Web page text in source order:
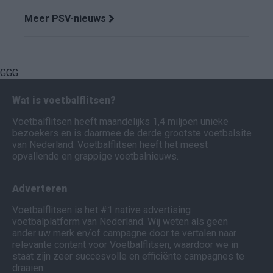
Meer PSV-nieuws
GGG
Wat is voetbalflitsen?
Voetbalflitsen heeft maandelijks 1,4 miljoen unieke
bezoekers en is daarmee de derde grootste voetbalsite
van Nederland. Voetbalflitsen heeft het meest
opvallende en grappige voetbalnieuws.
Adverteren
Voetbalflitsen is het #1 native advertising
voetbalplatform van Nederland. Wij weten als geen
ander uw merk en/of campagne door te vertalen naar
relevante content voor Voetbalflitsen, waardoor we in
staat zijn zeer succesvolle en efficiënte campagnes te
draaien.